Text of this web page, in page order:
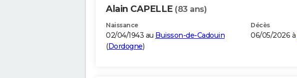
Alain CAPELLE (83 ans)
Naissance
02/04/1943 au Buisson-de-Cadouin
(Dordogne)
Décès
06/05/2026 à